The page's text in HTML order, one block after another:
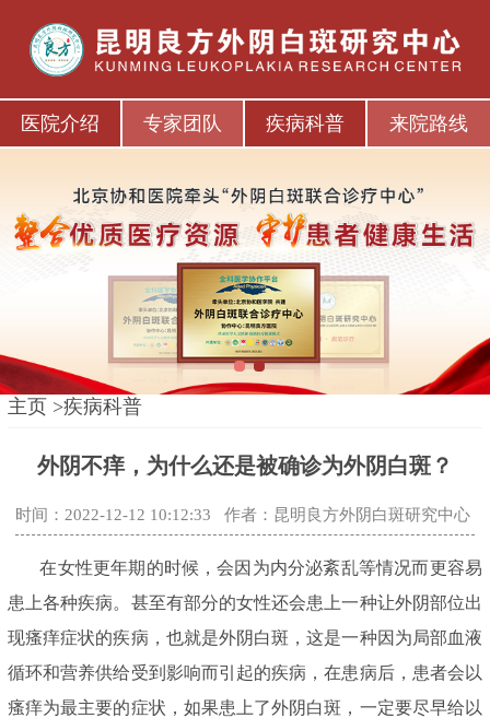
医院介绍 专家团队 疾病科普 来院路线
主页 >疾病科普
外阴不痒，为什么还是被确诊为外阴白斑？
时间：2022-12-12 10:12:33 作者：昆明良方外阴白斑研究中心
在女性更年期的时候，会因为内分泌紊乱等情况而更容易
患上各种疾病。甚至有部分的女性还会患上一种让外阴部位出
现瘙痒症状的疾病，也就是外阴白斑，这是一种因为局部血液
循环和营养供给受到影响而引起的疾病，在患病后，患者会以
瘙痒为最主要的症状，如果患上了外阴白斑，一定要尽早给以